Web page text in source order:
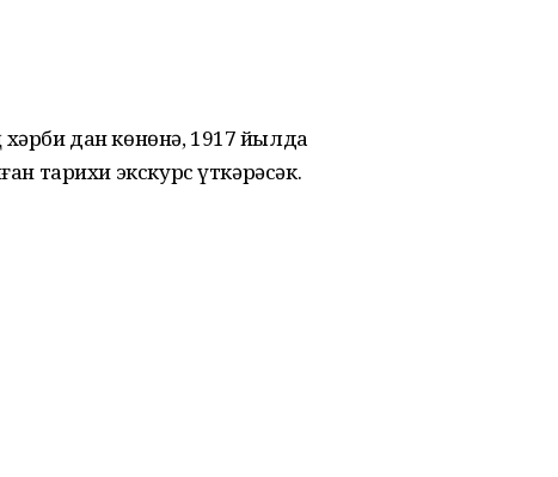
хәрби дан көнөнә, 1917 йылда
тарихи экскурс үткәрәсәк.